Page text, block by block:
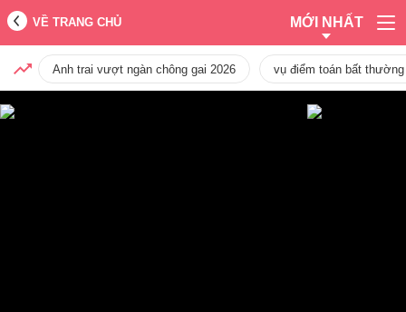
VỀ TRANG CHỦ MỚI NHẤT
Anh trai vượt ngàn chông gai 2026 vụ điểm toán bất